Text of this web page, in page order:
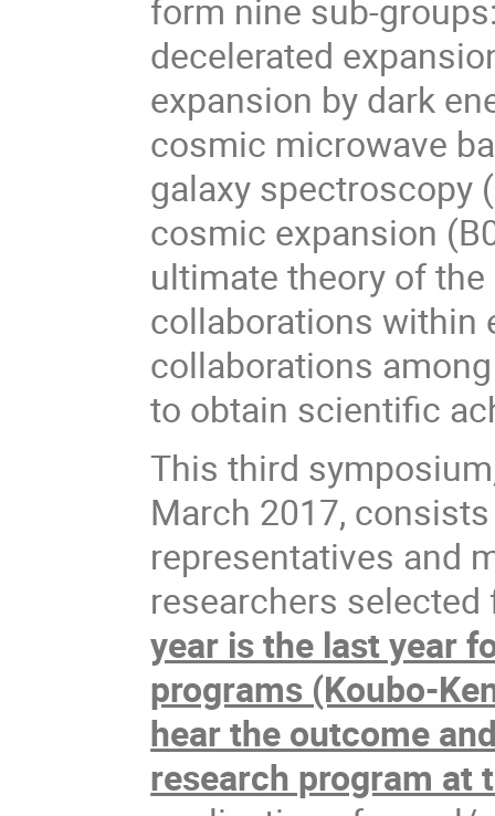
form nine sub-
decelerated
expansion by dark
cosmic microwave
galaxy spectroscopy
cosmic expansion
ultimate theory of
collaborations within
collaborations
to obtain scientific
This third
March 2017,
representatives and
researchers
year is the last year
programs (Koubo-
hear the outcome
research program at